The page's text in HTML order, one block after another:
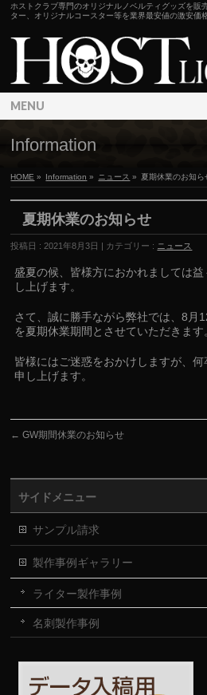
ホストクラブ専門のオリジナルノベルティグッズを販
ター、オリジナルコースター等を業界最安値の激安価
MENU
Information
HOME » Information » ニュース » 夏期休業のお知ら
夏期休業のお知らせ
投稿日 : 2021年8月3日 | カテゴリー : ニュース
盛夏の候、皆様方におかれましては
し上げます。
さて、誠に勝手ながら弊社では、8月
を夏期休業期間とさせていただきます
皆様にはご迷惑をおかけしますが、
申し上げます。
← GW期間休業のお知らせ
サイドメニュー
サンプル請求
製作事例ギャラリー
ライター製作事例
名刺製作事例